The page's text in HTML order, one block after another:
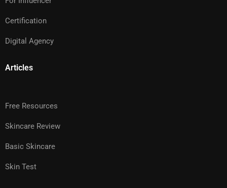
Certification
Digital Agency
Articles
Free Resources
Skincare Review
Basic Skincare
Skin Test